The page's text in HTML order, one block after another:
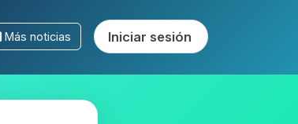
Más noticias Iniciar sesión